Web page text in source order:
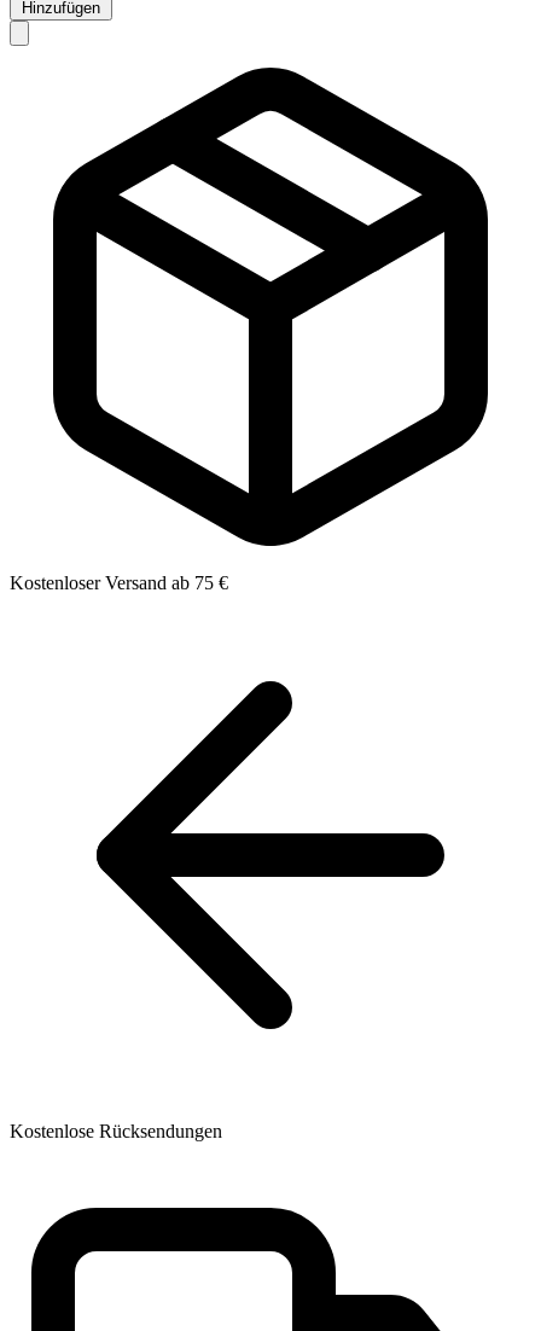
Hinzufügen
Kostenloser Versand ab 75 €
Kostenlose Rücksendungen